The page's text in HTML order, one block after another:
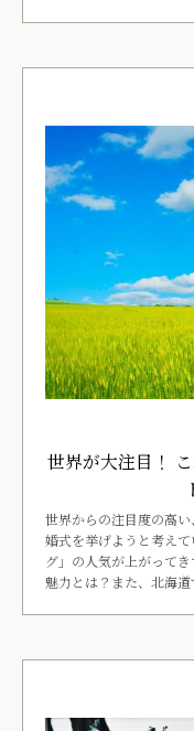
世界が大注目！
世界からの注目度の高
婚式を挙げようと考え
グ」の人気が上がって
魅力とは？また、北海